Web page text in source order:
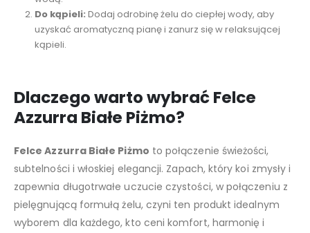
Do kąpieli: Dodaj odrobinę żelu do ciepłej wody, aby
uzyskać aromatyczną pianę i zanurz się w relaksującej
kąpieli.
Dlaczego warto wybrać Felce
Azzurra Białe Piżmo?
Felce Azzurra Białe Piżmo to połączenie świeżości,
subtelności i włoskiej elegancji. Zapach, który koi zmysły i
zapewnia długotrwałe uczucie czystości, w połączeniu z
pielęgnującą formułą żelu, czyni ten produkt idealnym
wyborem dla każdego, kto ceni komfort, harmonię i